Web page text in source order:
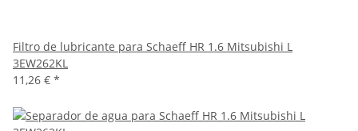
Filtro de lubricante para Schaeff HR 1.6 Mitsubishi L
3EW262KL
11,26 € *